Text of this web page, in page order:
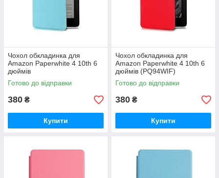
Чохол обкладинка для
Amazon Paperwhite 4 10th 6
дюймів
Готово до відправки
380 ₴
Купити
Чохол обкладинка для
Amazon Paperwhite 4 10th 6
дюймів (PQ94WIF)
Готово до відправки
380 ₴
Купити